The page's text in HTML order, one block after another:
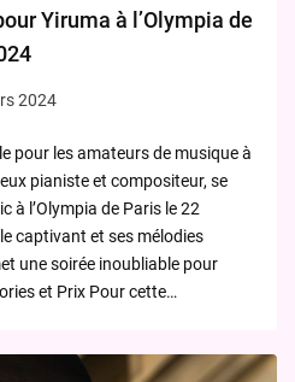
Yiruma à l’Olympia de
2024
pour les amateurs de musique à
pianiste et compositeur, se
à l’Olympia de Paris le 22
captivant et ses mélodies
une soirée inoubliable pour
et Prix Pour cette…